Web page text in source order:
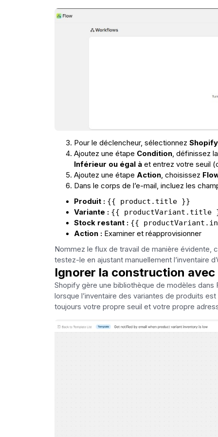
Pour le déclencheur, sélectionnez
Ajoutez une étape Condition, définissez
Inférieur ou égal àet entrez votre seuil
Ajoutez une étape Action, choisissez
Dans le corps de l’e-mail, incluez les
Produit : {{ product.title }}
Variante : {{ productVariant.title
Stock restant : {{
Action :Examiner et réapprovisionner
Nommez le flux de travail de manière
testez-le en ajustant manuellement l’inventaire
Ignorer la construction avec
Shopify gère une bibliothèque de modèles dans
lorsque l’inventaire des variantes de produits
toujours votre propre seuil et votre propre